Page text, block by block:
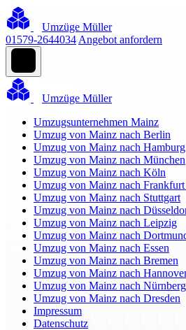
Umzüge Müller
01579-2644034 Angebot anfordern
Umzüge Müller
Umzugsunternehmen Mainz
Umzug von Mainz nach Berlin
Umzug von Mainz nach Hamburg
Umzug von Mainz nach München
Umzug von Mainz nach Köln
Umzug von Mainz nach
Umzug von Mainz nach Stuttgart
Umzug von Mainz nach
Umzug von Mainz nach Leipzig
Umzug von Mainz nach
Umzug von Mainz nach Essen
Umzug von Mainz nach Bremen
Umzug von Mainz nach
Umzug von Mainz nach Nürnberg
Umzug von Mainz nach Dresden
Impressum
Datenschutz